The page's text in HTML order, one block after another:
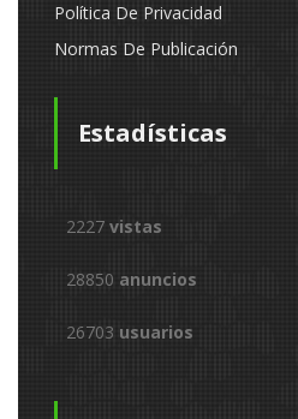
Política De Privacidad
Normas De Publicación
Estadísticas
2227 vistas
28850 anuncios
26703 usuarios